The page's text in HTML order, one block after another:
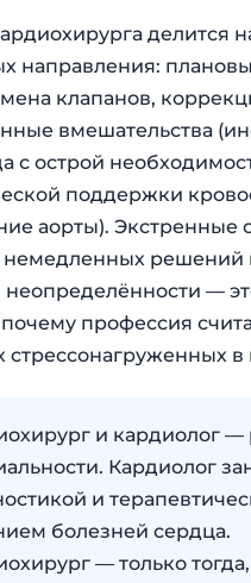
делится
направления:
клапанов,
вмешательства
с острой
поддержки
аорты). Экстренные
немедленных решений
неопределённости —
профессия
стрессонагруженных
и кардиолог —
Кардиолог
и
болезней сердца.
— только